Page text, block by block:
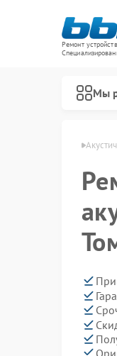
Ремонт
Мы